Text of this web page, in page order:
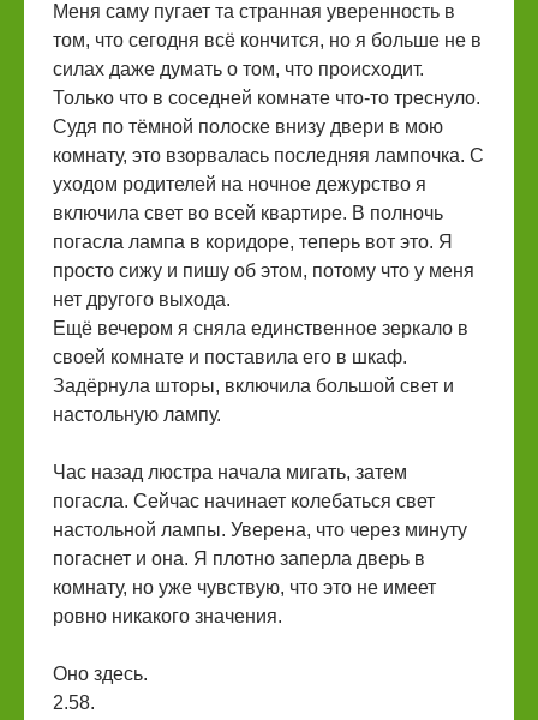
Меня саму пугает та странная уверенность в
том, что сегодня всё кончится, но я больше не в
силах даже думать о том, что происходит.
Только что в соседней комнате что-то треснуло.
Судя по тёмной полоске внизу двери в мою
комнату, это взорвалась последняя лампочка. С
уходом родителей на ночное дежурство я
включила свет во всей квартире. В полночь
погасла лампа в коридоре, теперь вот это. Я
просто сижу и пишу об этом, потому что у меня
нет другого выхода.
Ещё вечером я сняла единственное зеркало в
своей комнате и поставила его в шкаф.
Задёрнула шторы, включила большой свет и
настольную лампу.
Час назад люстра начала мигать, затем
погасла. Сейчас начинает колебаться свет
настольной лампы. Уверена, что через минуту
погаснет и она. Я плотно заперла дверь в
комнату, но уже чувствую, что это не имеет
ровно никакого значения.
Оно здесь.
2.58.